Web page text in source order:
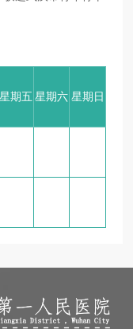
星期五 星期六 星期日